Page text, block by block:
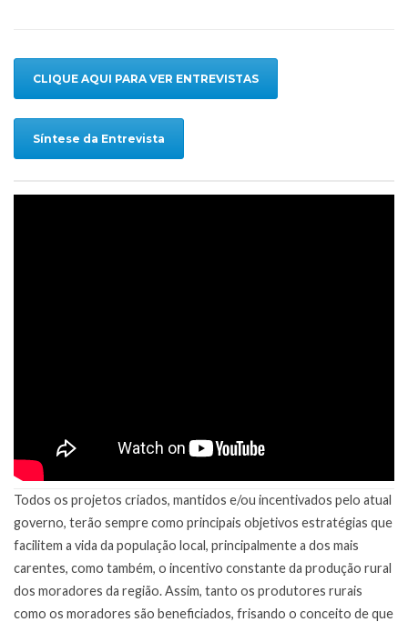
CLIQUE AQUI PARA VER ENTREVISTAS
Síntese da Entrevista
Todos os projetos criados, mantidos e/ou incentivados pelo atual
governo, terão sempre como principais objetivos estratégias que
facilitem a vida da população local, principalmente a dos mais
carentes, como também, o incentivo constante da produção rural
dos moradores da região. Assim, tanto os produtores rurais
como os moradores são beneficiados, frisando o conceito de que